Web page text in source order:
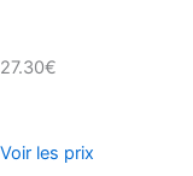
27.30€
Voir les prix